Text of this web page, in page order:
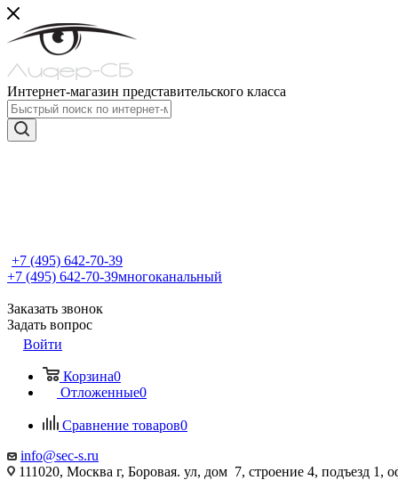
Интернет-магазин представительского класса
+7 (495) 642-70-39
+7 (495) 642-70-39многоканальный
Заказать звонок
Задать вопрос
Войти
Корзина0
Отложенные0
Сравнение товаров0
info@sec-s.ru
111020, Москва г, Боровая. ул, дом 7, строение 4, подъезд 1,